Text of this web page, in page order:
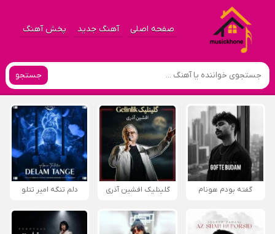
صفحه اصلی آهنگ جدید پخش آهنگ
جستجو
گفته بودم هونام گلینلیک افشین آذری دلم تنگه امیر تتلو